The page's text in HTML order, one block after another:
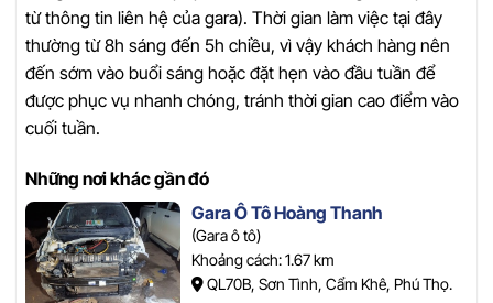
từ thông tin liên hệ của gara). Thời gian làm việc tại đây
thường từ 8h sáng đến 5h chiều, vì vậy khách hàng nên
đến sớm vào buổi sáng hoặc đặt hẹn vào đầu tuần để
được phục vụ nhanh chóng, tránh thời gian cao điểm vào
cuối tuần.
Những nơi khác gần đó
Gara Ô Tô Hoàng Thanh
(Gara ô tô)
Khoảng cách: 1.67 km
QL70B, Sơn Tình, Cẩm Khê, Phú Thọ.